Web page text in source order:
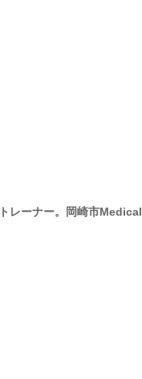
レーナー。岡崎市Medical